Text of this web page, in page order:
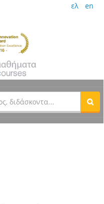
ελ en